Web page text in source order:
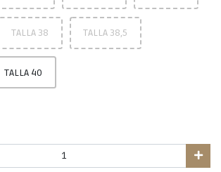
TALLA 38 TALLA 38,5
TALLA 40